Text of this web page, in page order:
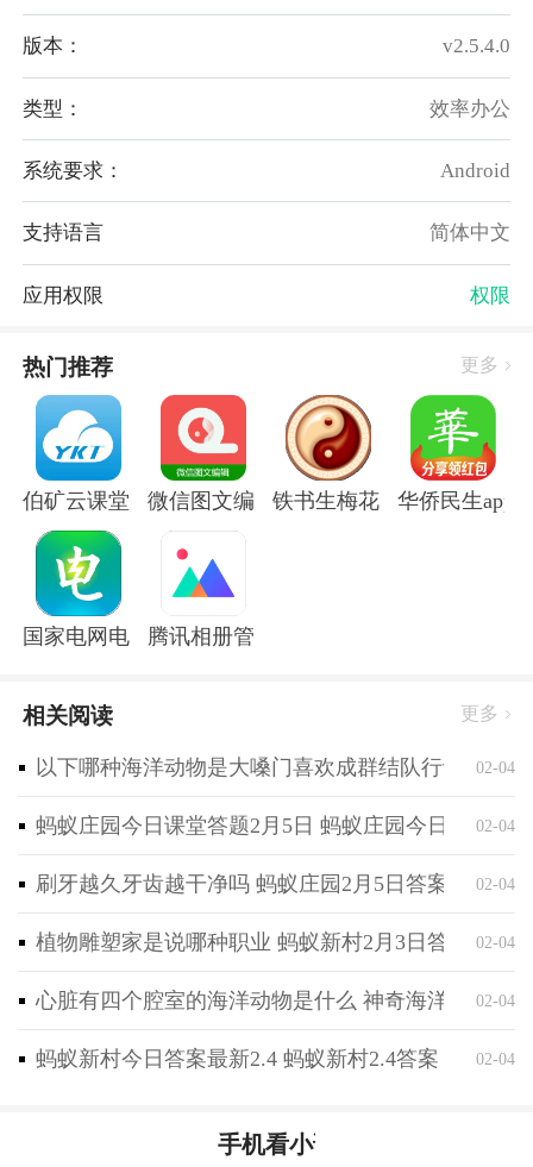
通过线上咨询、远程诊疗和健康追踪等服务，让患者享
受到更高效的医疗服务。
软件亮点：
1、支持中文、英文、蒙古文等多种语言切换，同时可
2、图文、语音、视频三种方式的在线沟通，自定义设
置问诊时间和挂号类别，提供便捷工作流程；
3、通过工单提问功能，可以随时向坐标工作人员提出
软件优势：
1、医院公告、内部协作通知、日常任务提醒等功能实
现了院内信息的实时互通；
2、打破地域和时间的限制，让患者能够获得更广泛、
更灵活的医疗服务选择；
3、系统提供了多种沟通方式和定制化设置，满足不同
的需求，提升体验满意度。
版本： v2.5.4.0
类型： 效率办公
系统要求： Android
支持语言 简体中文
应用权限 权限
热门推荐 更多
伯矿云课堂手机版微信图文编辑大师软件
铁书生梅花app华侨民生app
国家电网电e宝官方版腾讯相册管家app
相关阅读 更多
以下哪种海洋动物是大嗓门喜欢成群结队行动 神奇
02-04
蚂蚁庄园今日课堂答题2月5日 蚂蚁庄园今日课堂答
02-04
刷牙越久牙齿越干净吗 蚂蚁庄园2月5日答案最新02-04
植物雕塑家是说哪种职业 蚂蚁新村2月3日答案最新
02-04
心脏有四个腔室的海洋动物是什么 神奇海洋2月4日
02-04
蚂蚁新村今日答案最新2.4 蚂蚁新村2.4答案 02-04
手机看小说app